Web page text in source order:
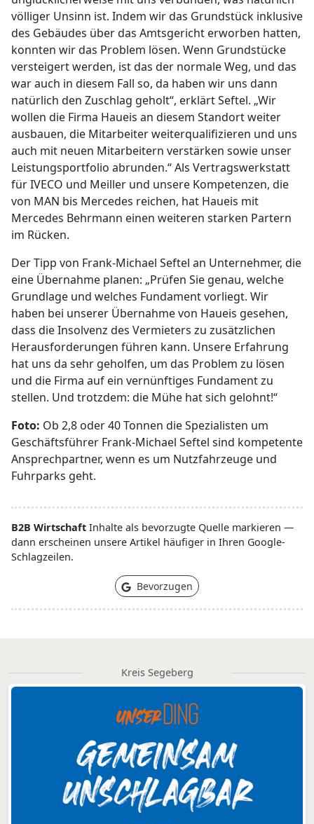
völliger Unsinn ist. Indem wir das Grundstück inklusive
des Gebäudes über das Amtsgericht erworben hatten,
konnten wir das Problem lösen. Wenn Grundstücke
versteigert werden, ist das der normale Weg, und das
war auch in diesem Fall so, da haben wir uns dann
natürlich den Zuschlag geholt“, erklärt Seftel. „Wir
wollen die Firma Haueis an diesem Standort weiter
ausbauen, die Mitarbeiter weiterqualifizieren und uns
auch mit neuen Mitarbeitern verstärken sowie unser
Leistungsportfolio abrunden.“ Als Vertragswerkstatt
für IVECO und Meiller und unsere Kompetenzen, die
von MAN bis Mercedes reichen, hat Haueis mit
Mercedes Behrmann einen weiteren starken Partern
im Rücken.
Der Tipp von Frank-Michael Seftel an Unternehmer, die
eine Übernahme planen: „Prüfen Sie genau, welche
Grundlage und welches Fundament vorliegt. Wir
haben bei unserer Übernahme von Haueis gesehen,
dass die Insolvenz des Vermieters zu zusätzlichen
Herausforderungen führen kann. Unsere Erfahrung
hat uns da sehr geholfen, um das Problem zu lösen
und die Firma auf ein vernünftiges Fundament zu
stellen. Und trotzdem: die Mühe hat sich gelohnt!“
Foto: Ob 2,8 oder 40 Tonnen die Spezialisten um
Geschäftsführer Frank-Michael Seftel sind kompetente
Ansprechpartner, wenn es um Nutzfahrzeuge und
Fuhrparks geht.
B2B Wirtschaft Inhalte als bevorzugte Quelle markieren —
dann erscheinen unsere Artikel häufiger in Ihren Google-
Schlagzeilen.
Bevorzugen
Kreis Segeberg